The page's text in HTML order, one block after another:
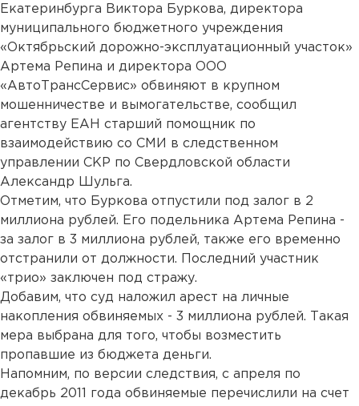
Екатеринбурга Виктора Буркова, директора
муниципального бюджетного учреждения
«Октябрьский дорожно-эксплуатационный участок»
Артема Репина и директора ООО
«АвтоТрансСервис» обвиняют в крупном
мошенничестве и вымогательстве, сообщил
агентству ЕАН старший помощник по
взаимодействию со СМИ в следственном
управлении СКР по Свердловской области
Александр Шульга.
Отметим, что Буркова отпустили под залог в 2
миллиона рублей. Его подельника Артема Репина -
за залог в 3 миллиона рублей, также его временно
отстранили от должности. Последний участник
«трио» заключен под стражу.
Добавим, что суд наложил арест на личные
накопления обвиняемых - 3 миллиона рублей. Такая
мера выбрана для того, чтобы возместить
пропавшие из бюджета деньги.
Напомним, по версии следствия, с апреля по
декабрь 2011 года обвиняемые перечислили на счет